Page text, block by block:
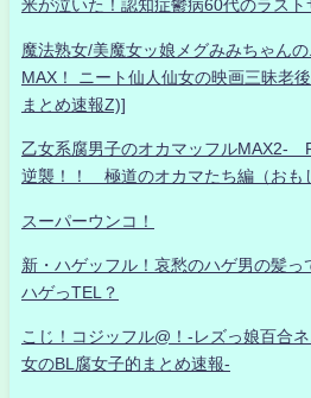
米が泣いた！認知症鬱病60代のラスト
魔法熟女/美魔女ッ娘メグみみちゃん
MAX！ ニート仙人仙女の映画三昧老
まとめ速報Z)]
乙女系腐男子のオカマッフルMAX2-
逆襲！！ 極道のオカマたち編（おも
スーパーウンコ！
新・ハゲッフル！哀愁のハゲ男の髪っ
ハゲっTEL？
こじ！コジッフル@！-レズっ娘百合
女のBL腐女子的まとめ速報-